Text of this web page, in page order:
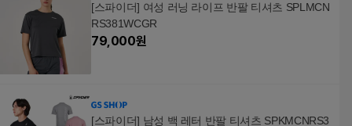
[스파이더] 여성 러닝 라이프 반팔 티셔츠 SPLMCN
RS381WCGR
79,000원
[스파이더] 남성 백 레터 반팔 티셔츠 SPKMCNRS3